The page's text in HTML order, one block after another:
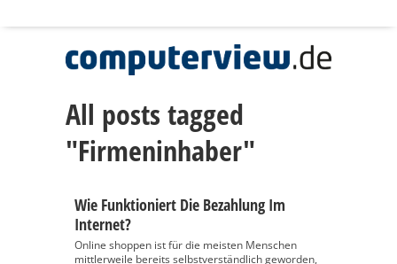
All posts tagged
"Firmeninhaber"
Wie Funktioniert Die Bezahlung Im
Internet?
Online shoppen ist für die meisten Menschen
mittlerweile bereits selbstverständlich geworden,